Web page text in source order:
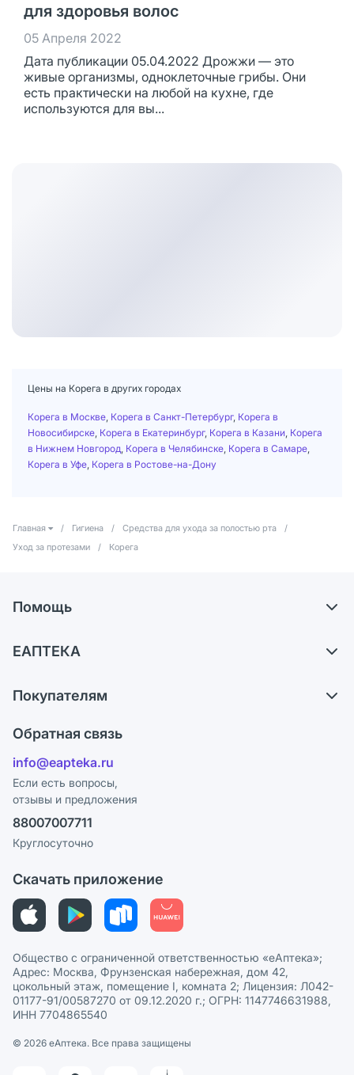
для здоровья волос
05 Апреля 2022
Дата публикации 05.04.2022 Дрожжи — это
живые организмы, одноклеточные грибы. Они
есть практически на любой на кухне, где
используются для вы...
Цены на Корега в других городах
Корега в Москве Корега в Санкт-Петербург, Корега в
Новосибирске Корега в Екатеринбург, Корега в Казани Корега
в Нижнем Новгород Корега в Челябинске Корега в Самаре
Корега в Уфе Корега в Ростове-на-Дону
Главная / Гигиена / Средства для ухода за полостью рта
/
Уход за протезами
/ Корега
Помощь
Обмен и возврат
Блог
ЕАПТЕКА
Карьера
Поставщики
Лицензия
Реклама на сайте
Ваши товары на ЕАПТЕКЕ
Покупателям
Программа СберСпасибо
Политика конфиденциальности
Пользовательское соглашение
Политика рекомендаций
Этика и соответствие
Политика в отношении обработки персональных данных
Обратная связь
info@eapteka.ru
Если есть вопросы,
отзывы и предложения
88007007711
Круглосуточно
Скачать приложение
Общество с ограниченной ответственностью «еАптека»;
Адрес: Москва, Фрунзенская набережная, дом 42,
цокольный этаж, помещение I, комната 2; Лицензия: Л042-
01177-91/00587270 от 09.12.2020 г.; ОГРН: 1147746631988,
ИНН 7704865540
© 2026 eАптека. Все права защищены